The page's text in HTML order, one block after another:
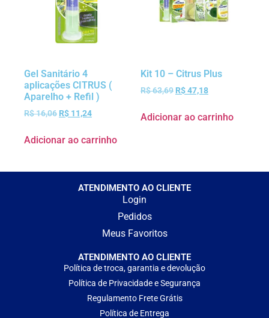
Gel Sanitário 4
aplicações CITRUS (
Aparelho + Refil )
R$16,06 R$ 11,24
Adicionar ao carrinho
Kit 10 – Citrus Plus
R$63,69 R$47,18
Adicionar ao carrinho
ATENDIMENTO AO CLIENTE
Login
Pedidos
Meus Favoritos
ATENDIMENTO AO CLIENTE
Política de troca, garantia e devolução
Política de Privacidade e Segurança
Regulamento Frete Grátis
Política de Entrega